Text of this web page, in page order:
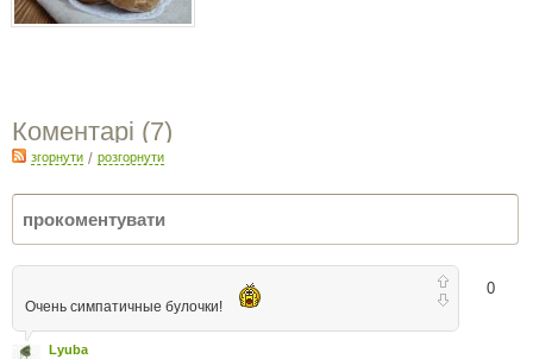
Коментарі (7)
згорнути / розгорнути
0
Очень симпатичные булочки!
Lyuba